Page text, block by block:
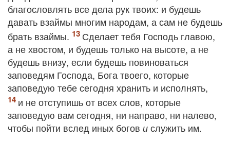
благословлять все дела рук твоих: и будешь
давать взаймы многим народам, а сам не будешь
брать взаймы.
Сделает тебя Господь главою,
а не хвостом, и будешь только на высоте, а не
будешь внизу, если будешь повиноваться
заповедям Господа, Бога твоего, которые
заповедую тебе сегодня хранить и исполнять,
и не отступишь от всех слов, которые
заповедую вам сегодня, ни направо, ни налево,
чтобы пойти вслед иных богов и служить им.